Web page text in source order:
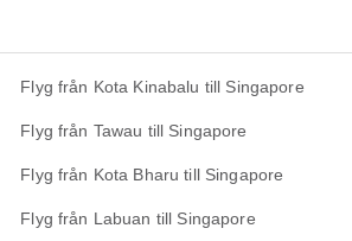
Flyg från Kota Kinabalu till Singapore
Flyg från Tawau till Singapore
Flyg från Kota Bharu till Singapore
Flyg från Labuan till Singapore